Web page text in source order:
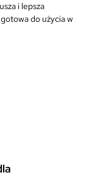
i lepsza
do użycia w